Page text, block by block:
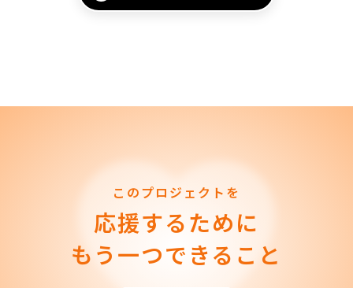
このプロジェクトを
応援するために
もう一つできること